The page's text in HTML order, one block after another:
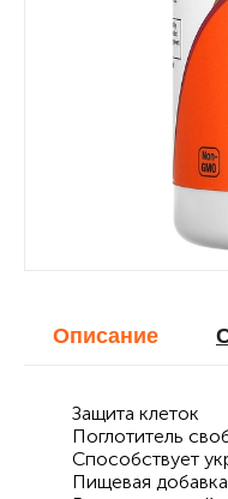
Описание
Защита клеток
Поглотитель
Способствует
Пищевая